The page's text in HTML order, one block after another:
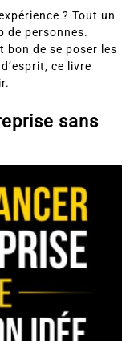
? Tout un
de personnes.
bon de se poser les
ce livre
sans